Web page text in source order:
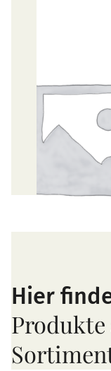
Hier
Produkte